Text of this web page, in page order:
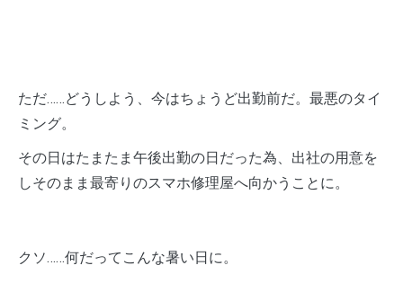
ただ……どうしよう、今はちょうど出勤前だ。最悪のタイ
ミング。
その日はたまたま午後出勤の日だった為、出社の用意を
しそのまま最寄りのスマホ修理屋へ向かうことに。
クソ……何だってこんな暑い日に。